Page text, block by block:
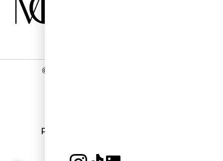
©
Programmierung: